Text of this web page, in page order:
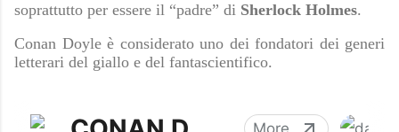
soprattutto per essere il “padre” di Sherlock Holmes.
Conan Doyle è considerato uno dei fondatori dei generi
letterari del giallo e del fantascientifico.